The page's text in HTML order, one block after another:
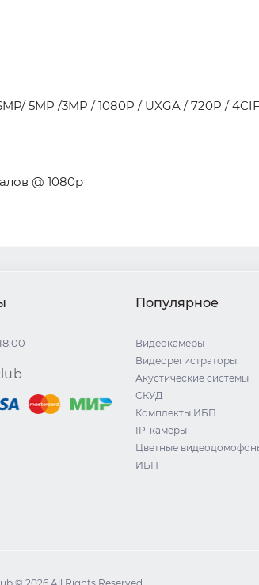
5MP /3MP / 1080P / UXGA / 720P /
@ 1080p
Популярное
Видеокамеры
Видеорегистраторы
Акустические системы
СКУД
Комплекты ИБП
IP-камеры
Цветные
ИБП